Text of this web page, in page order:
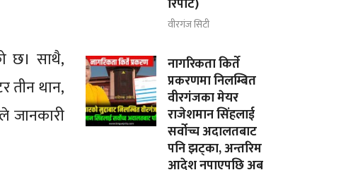
छ। साथै,
तीन थान,
जानकारी
वीरगंज सिटी
नागरिकता किर्ते
प्रकरणमा निलम्बित
वीरगंजका मेयर
राजेशमान सिंहलाई
सर्वोच्च अदालतबाट
पनि झट्का, अन्तरिम
आदेश नपाएपछि अब